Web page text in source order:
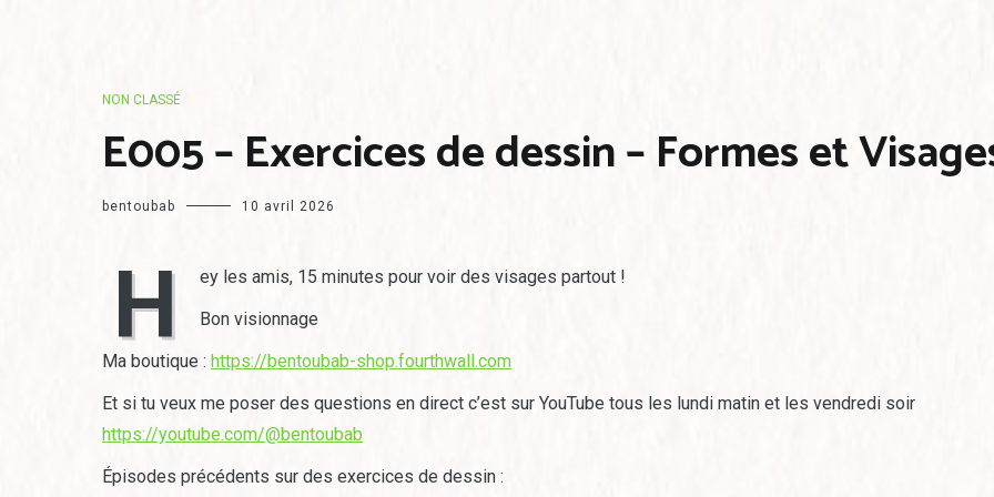
NON CLASSÉ
E005 – Exercices de dessin – Formes et
bentoubab 10 avril 2026
H
ey les amis, 15 minutes pour voir des visages partout !
Bon visionnage
Ma boutique : https://bentoubab-shop.fourthwall.com
Et si tu veux me poser des questions en direct c’est sur YouTube tous les lundi matin et les vendredi soir
https://youtube.com/@bentoubab
Épisodes précédents sur des exercices de dessin :